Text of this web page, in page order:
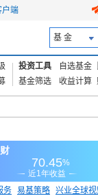
户端
基 金
投资工具 自选基金
基金筛选
收益计算
务 易基策略 兴业全球